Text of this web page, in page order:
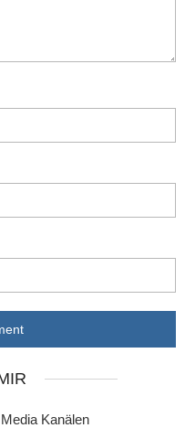
Kanälen